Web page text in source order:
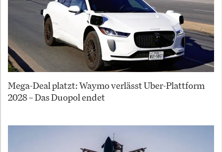
Mega-Deal platzt: Waymo verlässt Uber-Plattform
2028 – Das Duopol endet